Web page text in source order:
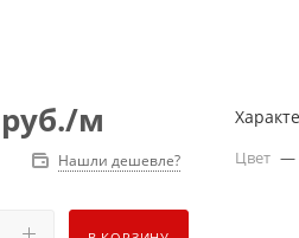
руб./м
Нашли дешевле? Цвет —